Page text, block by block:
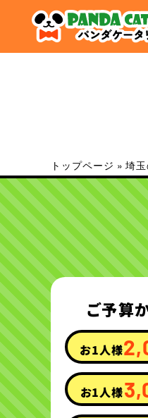
トップページ »埼
ご予算
お1人様
お1人様